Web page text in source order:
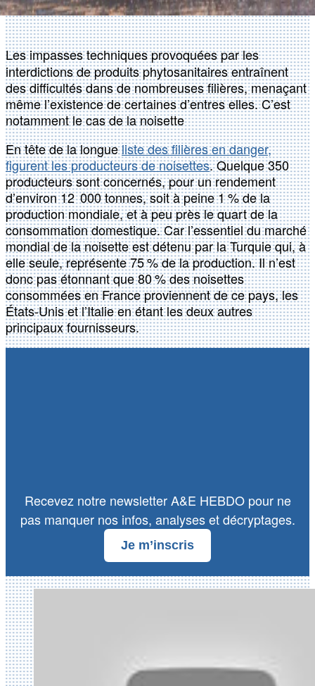
Les impasses techniques provoquées par les
interdictions de produits phytosanitaires entraînent
des difficultés dans de nombreuses filières, menaçant
même l’existence de certaines d’entres elles. C’est
notamment le cas de la noisette
En tête de la longueliste des filières en danger,
figurent les producteurs de noisettes. Quelque 350
producteurs sont concernés, pour un rendement
d’environ 12 000 tonnes, soit à peine 1 % de la
production mondiale, et à peu près le quart de la
consommation domestique. Car l’essentiel du marché
mondial de la noisette est détenu par la Turquie qui, à
elle seule, représente 75 % de la production. Il n’est
donc pas étonnant que 80 % des noisettes
consommées en France proviennent de ce pays, les
États-Unis et l’Italie en étant les deux autres
principaux fournisseurs.
Recevez notre newsletter A&E HEBDO pour ne
pas manquer nos infos, analyses et décryptages.
Je m’inscris